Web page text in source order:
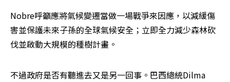
Nobre呼籲應將氣候變遷當做一場戰爭來因應，以減緩傷
害並保護未來子孫的全球氣候安全；立即全力減少森林砍
伐並啟動大規模的種樹計畫。
不過政府是否有聽進去又是另一回事。巴西總統Dilma